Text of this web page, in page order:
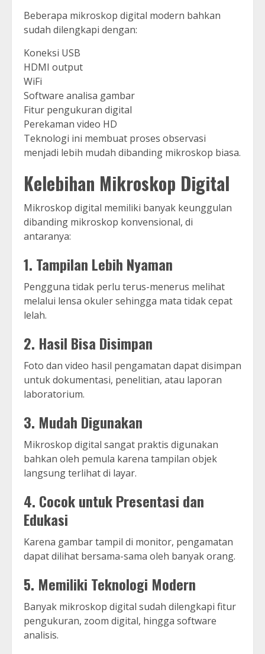
Beberapa mikroskop digital modern bahkan
sudah dilengkapi dengan:
Koneksi USB
HDMI output
WiFi
Software analisa gambar
Fitur pengukuran digital
Perekaman video HD
Teknologi ini membuat proses observasi
menjadi lebih mudah dibanding mikroskop biasa.
Kelebihan Mikroskop Digital
Mikroskop digital memiliki banyak keunggulan
dibanding mikroskop konvensional, di
antaranya:
1. Tampilan Lebih Nyaman
Pengguna tidak perlu terus-menerus melihat
melalui lensa okuler sehingga mata tidak cepat
lelah.
2. Hasil Bisa Disimpan
Foto dan video hasil pengamatan dapat disimpan
untuk dokumentasi, penelitian, atau laporan
laboratorium.
3. Mudah Digunakan
Mikroskop digital sangat praktis digunakan
bahkan oleh pemula karena tampilan objek
langsung terlihat di layar.
4. Cocok untuk Presentasi dan
Edukasi
Karena gambar tampil di monitor, pengamatan
dapat dilihat bersama-sama oleh banyak orang.
5. Memiliki Teknologi Modern
Banyak mikroskop digital sudah dilengkapi fitur
pengukuran, zoom digital, hingga software
analisis.